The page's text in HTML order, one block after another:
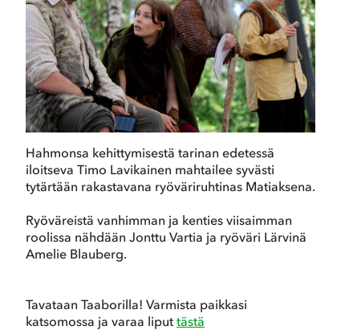
Hahmonsa kehittymisestä tarinan edetessä
iloitseva Timo Lavikainen mahtailee syvästi
tytärtään rakastavana ryöväriruhtinas Matiaksena.
Ryöväreistä vanhimman ja kenties viisaimman
roolissa nähdään Jonttu Vartia ja ryöväri Lärvinä
Amelie Blauberg.
Tavataan Taaborilla! Varmista paikkasi
katsomossa ja varaa liput tästä